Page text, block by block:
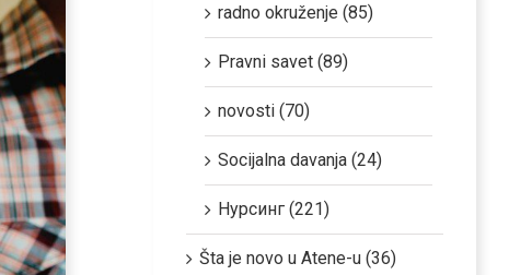
radno okruženje (85)
Pravni savet (89)
novosti (70)
Socijalna davanja (24)
Нурсинг (221)
Šta je novo u Atene-u (36)